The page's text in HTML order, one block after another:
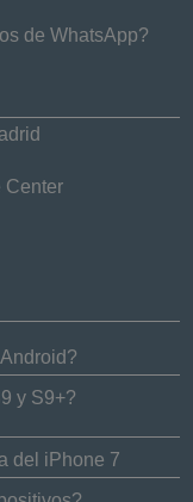
de WhatsApp?
Center
y S9+?
del iPhone 7